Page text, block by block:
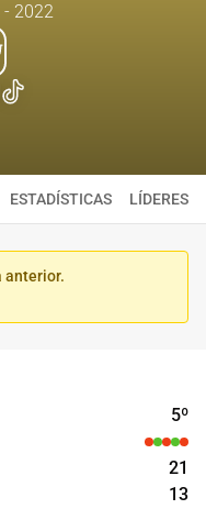
- 2022
ESTADÍSTICAS LÍDERES
anterior.
5º
21
13